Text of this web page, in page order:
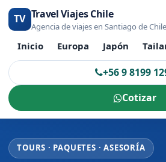
TV Travel Viajes Chile
Agencia de viajes en Santiago de Chile
Inicio Europa Japón
+56 9 8199
Cotizar
TOURS · PAQUETES · ASESORÍA